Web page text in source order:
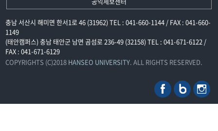
충남 서산시 해미면 한서1로 46 (31962) TEL : 041-660-1144 / FAX : 041-660-
1149
(태안캠퍼스) 충남 태안군 남면 곰섬로 236-49 (32158) TEL : 041-671-6122 /
FAX : 041-671-6129
COPYRIGHTS (C)2018 HANSEO UNIVERSITY. ALL RIGHTS RESERVED.